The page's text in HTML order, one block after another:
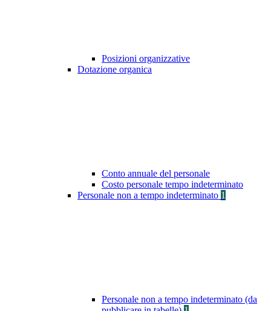
Posizioni organizzative
Dotazione organica
Conto annuale del personale
Costo personale tempo indeterminato
Personale non a tempo indeterminato 1
Personale non a tempo indeterminato (da